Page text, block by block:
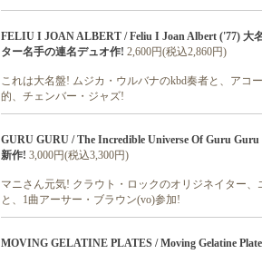
FELIU I JOAN ALBERT / Feliu I Joan Albert ('77) 大
ター名手の連名デュオ作! 2,600円(税込2,860円)
これは大名盤! ムジカ・ウルバナのkbd奏者と、アコ
的、チェンバー・ジャズ!
GURU GURU / The Incredible Universe Of Guru
新作! 3,000円(税込3,300円)
マニさん元気! クラウト・ロックのオリジネイター
と、1曲アーサー・ブラウン(vo)参加!
MOVING GELATINE PLATES / Moving Gelatine